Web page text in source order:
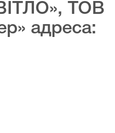
ТОВ
адреса: